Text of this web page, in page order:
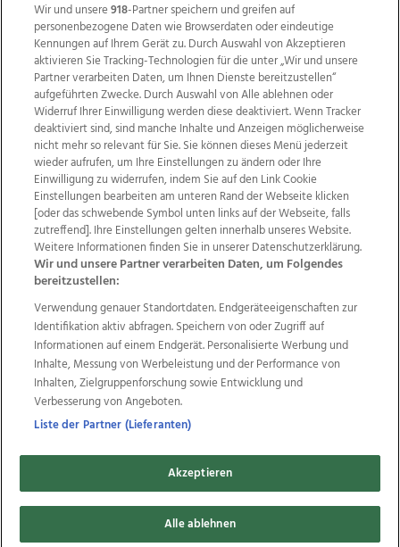
Wir über uns Mediadaten Kontakt
Jobs
Datenschutz
Impressum
AGB Anzeigekunden
AGB Website
Ehrenkodex Politische Werbung
Weitere Angebote des Medienhauses Wimmer
TV1 di-mog-i.at OÖNow
Ischler Woche
Life Radio
OÖNachrichten
OÖN Immobilien
OÖN Karriere
OÖN Reise
Promenaden Galerien
Regionaljobs
wasistlos.at
Copyrights © 2026 Tips Zeitungs GmbH & Co KG
developed by11x11.net
Wir und unsere918-Partner speichern und greifen auf
personenbezogene Daten wie Browserdaten oder eindeutige
Kennungen auf Ihrem Gerät zu. Durch Auswahl von Akzeptieren
aktivieren Sie Tracking-Technologien für die unter „Wir und unsere
Partner verarbeiten Daten, um Ihnen Dienste bereitzustellen“
aufgeführten Zwecke. Durch Auswahl von Alle ablehnen oder
Widerruf Ihrer Einwilligung werden diese deaktiviert. Wenn Tracker
deaktiviert sind, sind manche Inhalte und Anzeigen möglicherweise
nicht mehr so relevant für Sie. Sie können dieses Menü jederzeit
wieder aufrufen, um Ihre Einstellungen zu ändern oder Ihre
Einwilligung zu widerrufen, indem Sie auf den Link Cookie
Einstellungen bearbeiten am unteren Rand der Webseite klicken
[oder das schwebende Symbol unten links auf der Webseite, falls
zutreffend]. Ihre Einstellungen gelten innerhalb unseres Website.
Weitere Informationen finden Sie in unserer Datenschutzerklärung.
Wir und unsere Partner verarbeiten Daten, um Folgendes
bereitzustellen:
Verwendung genauer Standortdaten. Endgeräteeigenschaften zur
Identifikation aktiv abfragen. Speichern von oder Zugriff auf
Informationen auf einem Endgerät. Personalisierte Werbung und
Inhalte, Messung von Werbeleistung und der Performance von
Inhalten, Zielgruppenforschung sowie Entwicklung und
Verbesserung von Angeboten.
Liste der Partner (Lieferanten)
Akzeptieren
Alle ablehnen